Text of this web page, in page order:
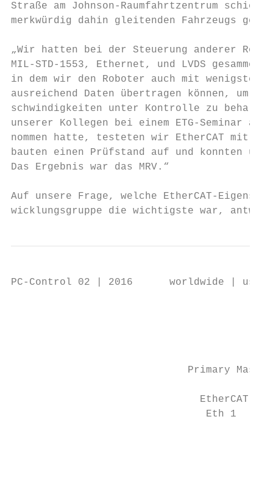
Straße am Johnson-Raumfahrtzentrum
merkwürdig dahin gleitenden Fahrzeugs
„Wir hatten bei der Steuerung anderer
MIL-STD-1553, Ethernet, und LVDS
in dem wir den Roboter auch mit
ausreichend Daten übertragen können,
schwindigkeiten unter Kontrolle zu
unserer Kollegen bei einem ETG-Seminar
nommen hatte, testeten wir EtherCAT mit
bauten einen Prüfstand auf und konnten
Das Ergebnis war das MRV.“
Auf unsere Frage, welche EtherCAT-
wicklungsgruppe die wichtigste war,
PC-Control 02 | 2016      worldwide | usa
Primary
EtherCAT
Eth 1